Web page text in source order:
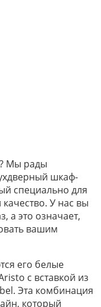
Мы рады
шкаф-
специально для
У нас вы
а это означает,
вашим
его белые
с вставкой из
Эта комбинация
который